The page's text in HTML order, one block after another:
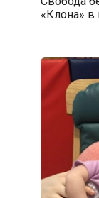
«Клона» в